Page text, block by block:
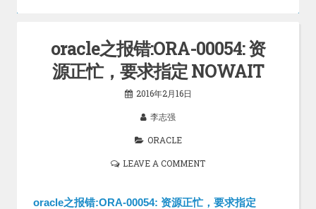
oracle之报错:ORA-00054: 资
源正忙，要求指定 NOWAIT
2016年2月16日
李志强
ORACLE
LEAVE A COMMENT
oracle之报错:ORA-00054: 资源正忙，要求指定